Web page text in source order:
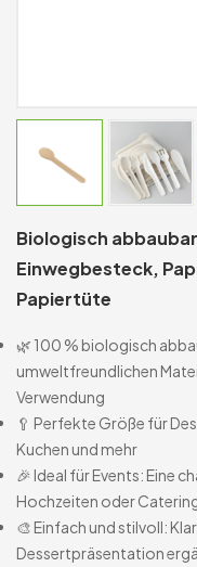
Biologisch
Einwegbesteck,
Papiertüte
🌿 100 % biologisch
umweltfreundlichen
Verwendung
🥄 Perfekte Größe für
Kuchen und mehr
🎉 Ideal für Events: Eine
Hochzeiten oder
🎨 Einfach und stilvoll:
Dessertpräsentation